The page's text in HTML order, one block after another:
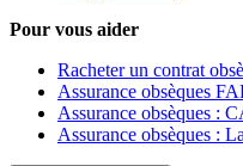
Pour vous aider
Racheter un contrat
Assurance obsèques
Assurance obsèques :
Assurance obsèques :